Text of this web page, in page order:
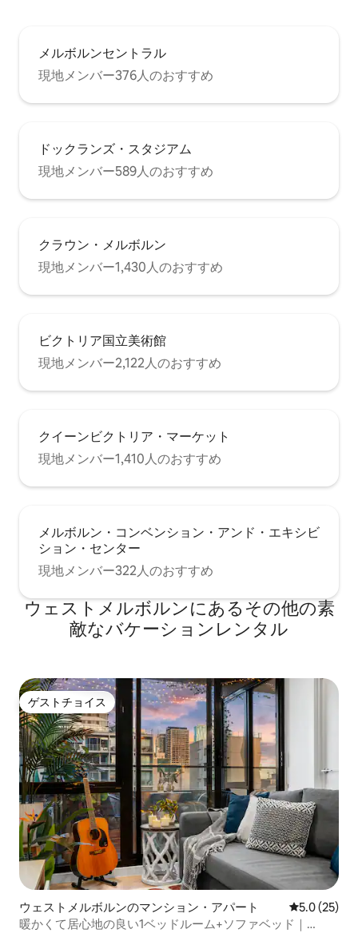
メルボルンセントラル
現地メンバー376人のおすすめ
ドックランズ・スタジアム
現地メンバー589人のおすすめ
クラウン・メルボルン
現地メンバー1,430人のおすすめ
ビクトリア国立美術館
現地メンバー2,122人のおすすめ
クイーンビクトリア・マーケット
現地メンバー1,410人のおすすめ
メルボルン・コンベンション・アンド・エキシビ
ション・センター
現地メンバー322人のおすすめ
ウェストメルボルンにあるその他の素
敵なバケーションレンタル
ゲストチョイス
ゲストチョイス
ウェストメルボルンのマンション・アパート レビュー25
5.0 (25)
暖かくて居心地の良い1ベッドルーム+ソファベッド｜